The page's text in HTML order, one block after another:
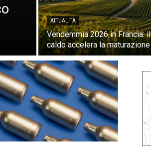
ATTUALITÀ
Vendemmia 2026 in Francia: il
caldo accelera la maturazione